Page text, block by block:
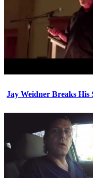
Jay Weidner Breaks His